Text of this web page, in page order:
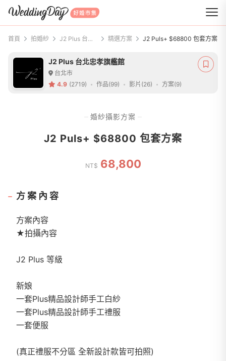
WeddingDay 好婚市集
首頁 拍婚紗 J2 Plus 台北忠孝旗艦館 精選方案 J2 Puls+ $68800 包套方案
J2 Plus 台北忠孝旗艦館
台北市
4.9 (2719) 作品(99) 影片(26) 方案(9)
婚紗攝影方案
J2 Puls+ $68800 包套方案
NT$ 68,800
方案內容
方案內容
★拍攝內容
J2 Plus 等級
新娘
一套Plus精品設計師手工白紗
一套Plus精品設計師手工禮服
一套便服
(真正禮服不分區 全新設計款皆可拍照)